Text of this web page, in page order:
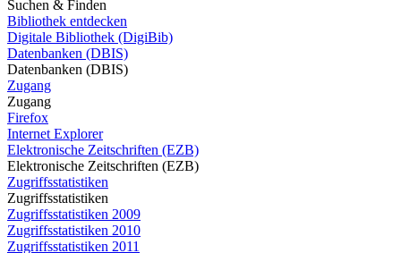
Suchen & Finden
Bibliothek entdecken
Digitale Bibliothek (DigiBib)
Datenbanken (DBIS)
Datenbanken (DBIS)
Zugang
Zugang
Firefox
Internet Explorer
Elektronische Zeitschriften (EZB)
Elektronische Zeitschriften (EZB)
Zugriffsstatistiken
Zugriffsstatistiken
Zugriffsstatistiken 2009
Zugriffsstatistiken 2010
Zugriffsstatistiken 2011